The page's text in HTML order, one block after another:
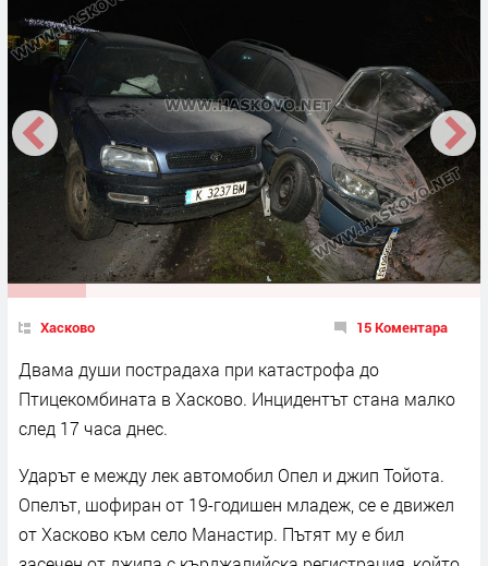
Хасково 15 Коментара
Двама души пострадаха при катастрофа до
Птицекомбината в Хасково. Инцидентът стана малко
след 17 часа днес.
Ударът е между лек автомобил Опел и джип Тойота.
Опелът, шофиран от 19-годишен младеж, се е движел
от Хасково към село Манастир. Пътят му е бил